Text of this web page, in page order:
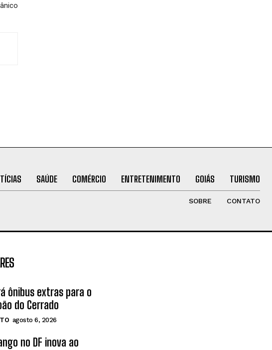
SAÚDE COMÉRCIO ENTRETENIMENTO GOIÁS TURISMO
SOBRE CONTATO
ônibus extras para o
do Cerrado
agosto 6, 2026
no DF inova ao